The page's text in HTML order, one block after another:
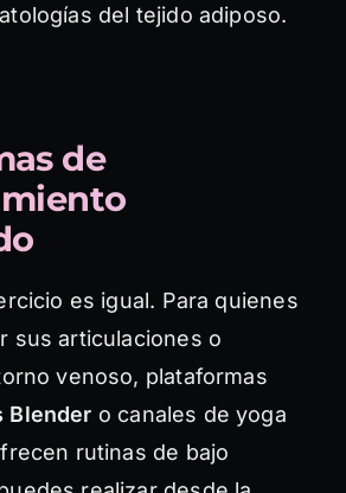
del tejido adiposo.
de
es igual. Para quienes
sus articulaciones o
venoso, plataformas
Blender o canales de yoga
rutinas de bajo